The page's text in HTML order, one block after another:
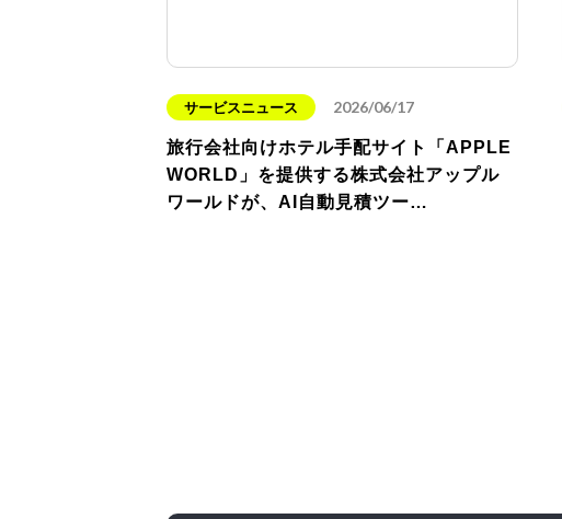
サービスニュース 2026/06/17
旅行会社向けホテル手配サイト「APPLE
WORLD」を提供する株式会社アップル
ワールドが、AI自動見積ツー…